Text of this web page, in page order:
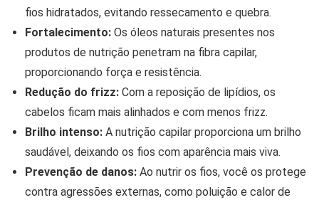
fios hidratados, evitando ressecamento e quebra.
Fortalecimento: Os óleos naturais presentes nos
produtos de nutrição penetram na fibra capilar,
proporcionando força e resistência.
Redução do frizz: Com a reposição de lipídios, os
cabelos ficam mais alinhados e com menos frizz.
Brilho intenso: A nutrição capilar proporciona um brilho
saudável, deixando os fios com aparência mais viva.
Prevenção de danos: Ao nutrir os fios, você os protege
contra agressões externas, como poluição e calor de